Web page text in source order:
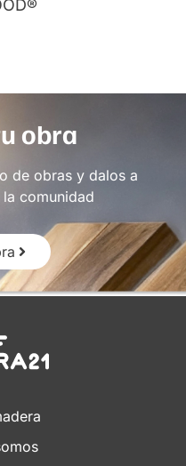
obra
de obras y dalos a
comunidad